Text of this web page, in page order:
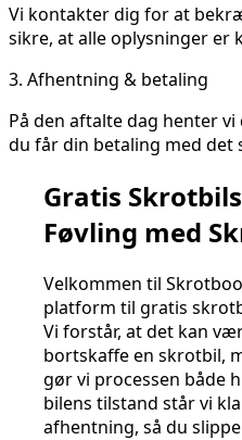
Vi kontakter dig for at
sikre, at alle oplysninger er
3. Afhentning & betaling
På den aftalte dag henter
du får din betaling med det
Gratis
Føvling med
Velkommen til
platform til gratis
Vi forstår, at det kan
bortskaffe en skrotbil,
gør vi processen både
bilens tilstand står vi
afhentning, så du